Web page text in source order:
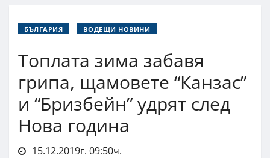
БЪЛГАРИЯ ВОДЕЩИ НОВИНИ
Топлата зима забавя
грипа, щамовете “Канзас”
и “Бризбейн” удрят след
Нова година
15.12.2019г. 09:50ч.